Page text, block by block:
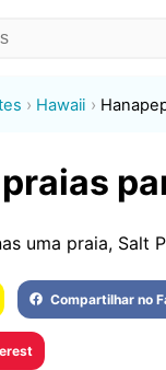
Hawaii
uma praia, Salt
Compartilhar no